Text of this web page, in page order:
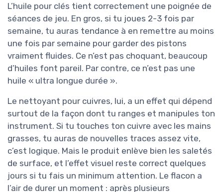
L’huile pour clés tient correctement une poignée de
séances de jeu. En gros, si tu joues 2-3 fois par
semaine, tu auras tendance à en remettre au moins
une fois par semaine pour garder des pistons
vraiment fluides. Ce n’est pas choquant, beaucoup
d’huiles font pareil. Par contre, ce n’est pas une
huile « ultra longue durée ».
Le nettoyant pour cuivres, lui, a un effet qui dépend
surtout de la façon dont tu ranges et manipules ton
instrument. Si tu touches ton cuivre avec les mains
grasses, tu auras de nouvelles traces assez vite,
c’est logique. Mais le produit enlève bien les saletés
de surface, et l’effet visuel reste correct quelques
jours si tu fais un minimum attention. Le flacon a
l’air de durer un moment : après plusieurs